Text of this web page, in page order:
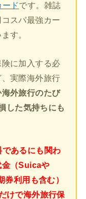
ドです。雑誌
スパ最強カー
す。
に加入する必
実際海外旅行
外旅行のたび
した気持ちにも
あるにも関わ
金（Suicaや
利用も含む）
けで海外旅行保